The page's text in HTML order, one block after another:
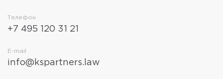
Телефон
+7 495 120 31 21
E-mail
info@kspartners.law